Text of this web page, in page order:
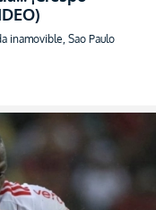
inamovible, Sao Paulo